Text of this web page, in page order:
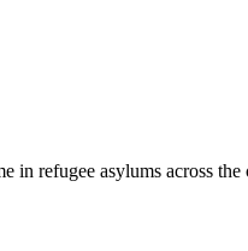
in refugee asylums across the